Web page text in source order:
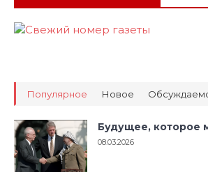
Популярное Новое
Будущее, которое
08.03.2026